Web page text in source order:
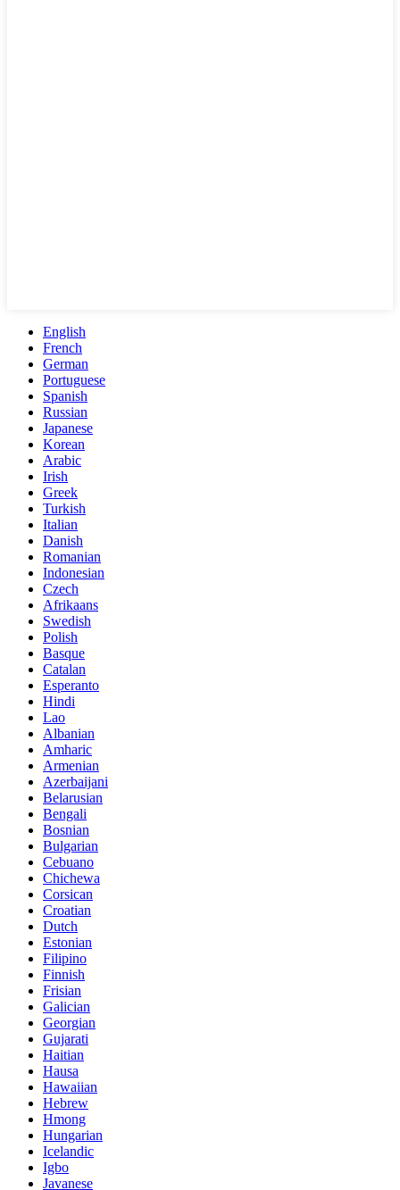
English
French
German
Portuguese
Spanish
Russian
Japanese
Korean
Arabic
Irish
Greek
Turkish
Italian
Danish
Romanian
Indonesian
Czech
Afrikaans
Swedish
Polish
Basque
Catalan
Esperanto
Hindi
Lao
Albanian
Amharic
Armenian
Azerbaijani
Belarusian
Bengali
Bosnian
Bulgarian
Cebuano
Chichewa
Corsican
Croatian
Dutch
Estonian
Filipino
Finnish
Frisian
Galician
Georgian
Gujarati
Haitian
Hausa
Hawaiian
Hebrew
Hmong
Hungarian
Icelandic
Igbo
Javanese